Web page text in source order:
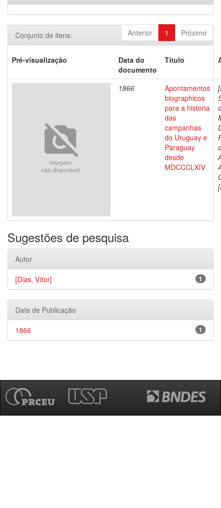
Anterior 1 Próximo
Conjunto de itens:
Pré-visualização
Data do
documento
Título
1866
Apontamentos
biographicos
para a historia
das
campanhas
do Uruguay e
Paraguay
desde
MDCCCLXIV
Sugestões de pesquisa
Autor
1
[Dias, Vítor]
Data de Publicação
1
1866